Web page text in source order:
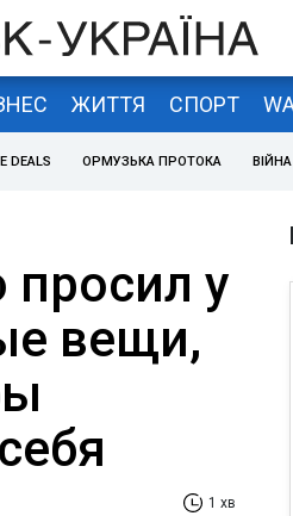
ЖИТТЯ СПОРТ
DEALS ОРМУЗЬКА ПРОТОКА ВІЙНА
просил у
вещи,
1 хв